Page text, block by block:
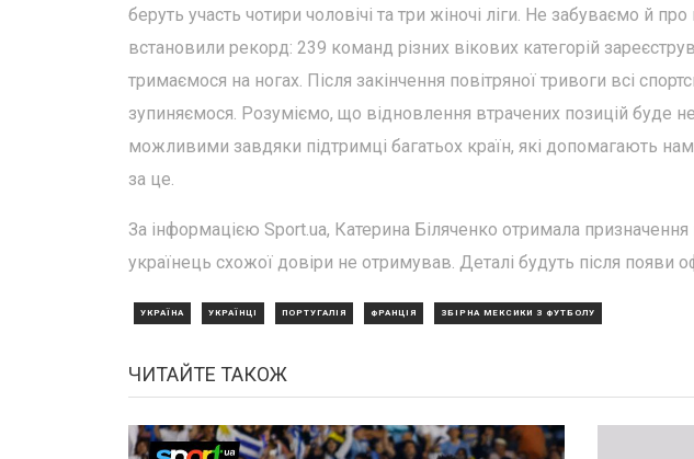
беруть участь чотири чоловічі та три жіночі ліги. Не забуваємо й
встановили рекорд: 239 команд різних вікових категорій
тримаємося на ногах. Після закінчення повітряної тривоги всі
зупиняємося. Розуміємо, що відновлення втрачених позицій буде
можливими завдяки підтримці багатьох країн, які допомагають
за це.
За інформацією Sport.ua, Катерина Біляченко отримала призначення
українець схожої довіри не отримував. Деталі будуть після появи
УКРАЇНА УКРАЇНЦІ ПОРТУГАЛІЯ ФРАНЦІЯ ЗБІРНА МЕКСИКИ З ФУТБОЛУ
ЧИТАЙТЕ ТАКОЖ